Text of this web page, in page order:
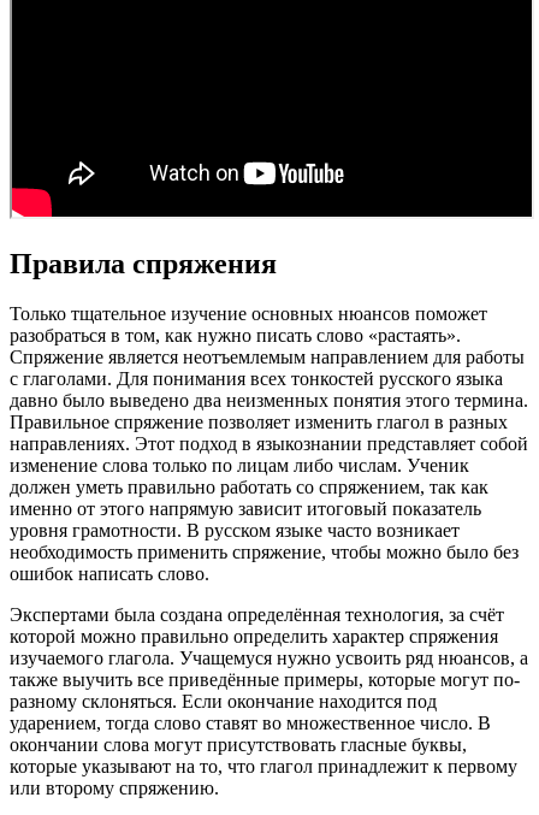
Правила спряжения
Только тщательное изучение основных нюансов поможет
разобраться в том, как нужно писать слово «растаять».
Спряжение является неотъемлемым направлением для работы
с глаголами. Для понимания всех тонкостей русского языка
давно было выведено два неизменных понятия этого термина.
Правильное спряжение позволяет изменить глагол в разных
направлениях. Этот подход в языкознании представляет собой
изменение слова только по лицам либо числам. Ученик
должен уметь правильно работать со спряжением, так как
именно от этого напрямую зависит итоговый показатель
уровня грамотности. В русском языке часто возникает
необходимость применить спряжение, чтобы можно было без
ошибок написать слово.
Экспертами была создана определённая технология, за счёт
которой можно правильно определить характер спряжения
изучаемого глагола. Учащемуся нужно усвоить ряд нюансов, а
также выучить все приведённые примеры, которые могут по-
разному склоняться. Если окончание находится под
ударением, тогда слово ставят во множественное число. В
окончании слова могут присутствовать гласные буквы,
которые указывают на то, что глагол принадлежит к первому
или второму спряжению.